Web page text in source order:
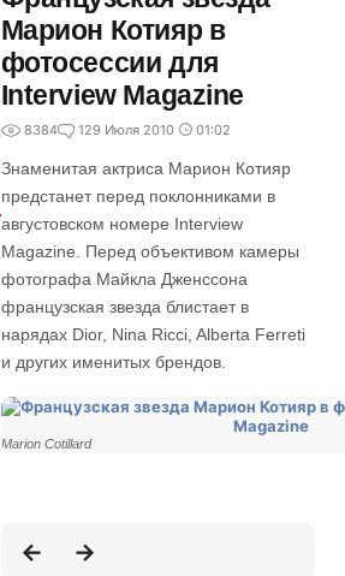
Марион Котияр в
фотосессии для
Interview Magazine
8384 129 Июля 2010 01:02
Знаменитая актриса Марион Котияр
предстанет перед поклонниками в
августовском номере Interview
Magazine. Перед объективом камеры
фотографа Майкла Дженссона
французская звезда блистает в
нарядах Dior, Nina Ricci, Alberta Ferreti
и других именитых брендов.
Marion Cotillard